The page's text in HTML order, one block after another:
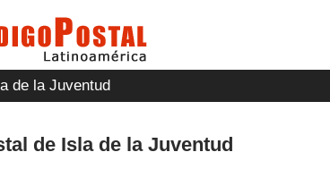
de la Juventud
de Isla de la Juventud